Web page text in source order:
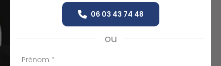
06 03 43 74 48
ou
Formulaire
Prénom *